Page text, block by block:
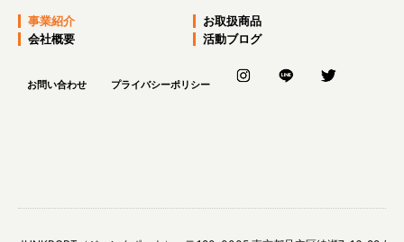
事業紹介
お取扱商品
会社概要
活動ブログ
お問い合わせ プライバシーポリシー